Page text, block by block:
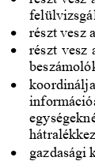
•
részt vesz a
•
részt vesz
•
egységek
•
gazdasági